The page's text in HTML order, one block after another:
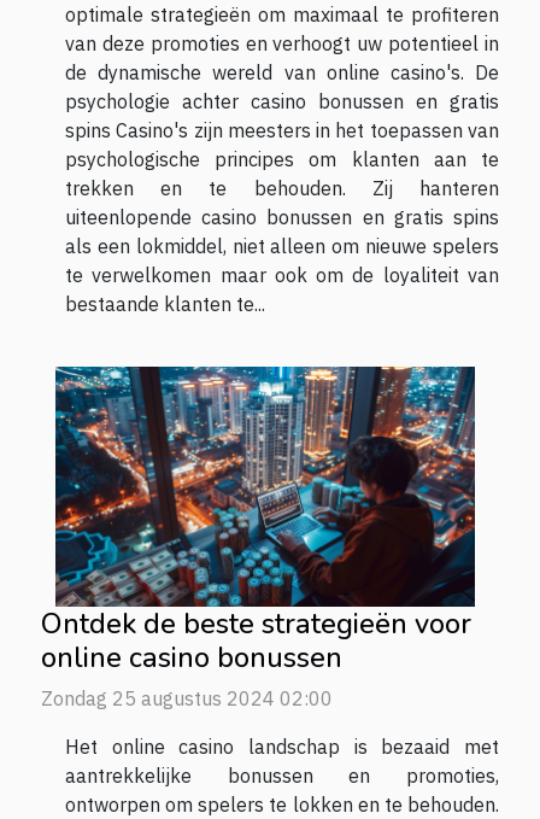
optimale strategieën om maximaal te profiteren
van deze promoties en verhoogt uw potentieel in
de dynamische wereld van online casino's. De
psychologie achter casino bonussen en gratis
spins Casino's zijn meesters in het toepassen van
psychologische principes om klanten aan te
trekken en te behouden. Zij hanteren
uiteenlopende casino bonussen en gratis spins
als een lokmiddel, niet alleen om nieuwe spelers
te verwelkomen maar ook om de loyaliteit van
bestaande klanten te...
Ontdek de beste strategieën voor
online casino bonussen
Zondag 25 augustus 2024 02:00
Het online casino landschap is bezaaid met
aantrekkelijke bonussen en promoties,
ontworpen om spelers te lokken en te behouden.